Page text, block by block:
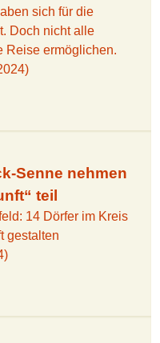
sich für die
Doch nicht alle
Reise ermöglichen.
Senne nehmen
teil
14 Dörfer im Kreis
gestalten